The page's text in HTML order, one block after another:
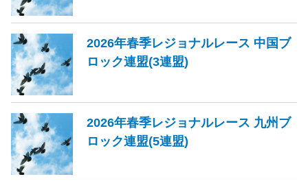
2026年春季レジョナルレース 中国ブ
ロック連盟(3連盟)
2026年春季レジョナルレース 九州ブ
ロック連盟(5連盟)